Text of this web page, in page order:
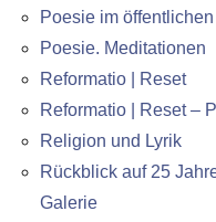
Poesie im
Poesie. Meditationen
Reformatio | Reset
Reformatio | Reset –
Religion und Lyrik
Rückblick auf 25
Galerie